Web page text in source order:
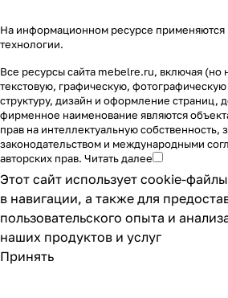
На информационном ресурсе применяются
технологии.
Все ресурсы сайта mebelre.ru, включая (но
текстовую, графическую,
структуру, дизайн и оформление страниц,
фирменное наименование являются
прав на интеллектуальную
законодательством и международными
авторских прав. Читать далее
Этот сайт использует cookie-
в навигации, а также для
пользовательского опыта и
наших продуктов и услуг
Принять